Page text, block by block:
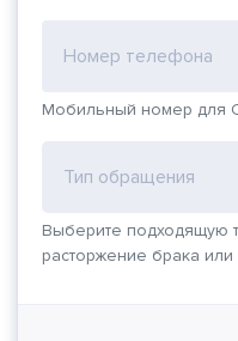
Номер телефона
Мобильный номер для
Тип обращения
Выберите подходящую
расторжение брака